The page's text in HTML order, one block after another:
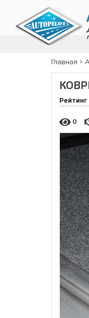
Главная
Рейтинг
0
Адрес:
Чагинская
info@avtopilot1.ru